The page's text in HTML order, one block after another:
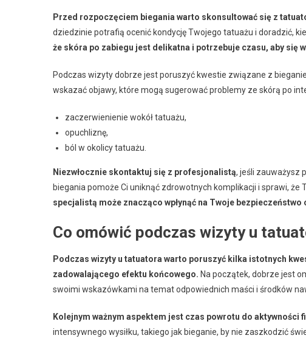
Przed rozpoczęciem biegania warto skonsultować się z
dziedzinie potrafią ocenić kondycję Twojego tatuażu i doradzić,
że skóra po zabiegu jest delikatna i potrzebuje czasu, aby się
Podczas wizyty dobrze jest poruszyć kwestie związane z
wskazać objawy, które mogą sugerować problemy ze skórą po
zaczerwienienie wokół tatuażu,
opuchliznę,
ból w okolicy tatuażu.
Niezwłocznie skontaktuj się z profesjonalistą, jeśli zauważysz
biegania pomoże Ci uniknąć zdrowotnych komplikacji i sprawi, że
specjalistą może znacząco wpłynąć na Twoje
Co omówić podczas wizyty u
Podczas wizyty u tatuatora warto poruszyć kilka istotnych
zadowalającego efektu końcowego. Na początek, dobrze jest
swoimi wskazówkami na temat odpowiednich maści i środków
Kolejnym ważnym aspektem jest czas powrotu do aktywności
intensywnego wysiłku, takiego jak bieganie, by nie zaszkodzić